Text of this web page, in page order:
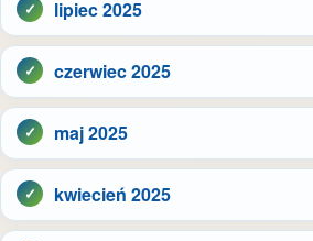
lipiec 2025
czerwiec 2025
maj 2025
kwiecień 2025